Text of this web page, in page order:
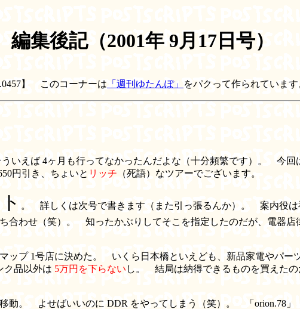
編集後記（2001年 9月17日号）
】 このコーナーは 「週刊ゆたんぽ」 をパクって作られています
えば 4ヶ月も行ってなかったんだよな（十分頻繁です）。 今回
円引き、ちょいと リッチ （死語）なツアーでございます。
。 詳しくは次号で書きます（また引っ張るんか）。 案内役は
合わせ（笑）。 知ったかぶりしてそこを指定したのだが、電器
ップ 1号店に決めた。 いくら日本橋といえども、新品家電やパ
ク品以外は 5万円を下らない し。 結局は納得できるものを買えた
動。 よせばいいのに DDR をやってしまう（笑）。 「orion.78